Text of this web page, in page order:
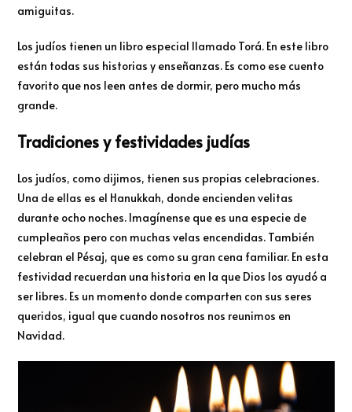
amiguitas.
Los judíos tienen un libro especial llamado Torá. En este libro
están todas sus historias y enseñanzas. Es como ese cuento
favorito que nos leen antes de dormir, pero mucho más
grande.
Tradiciones y festividades judías
Los judíos, como dijimos, tienen sus propias celebraciones.
Una de ellas es el Hanukkah, donde encienden velitas
durante ocho noches. Imagínense que es una especie de
cumpleaños pero con muchas velas encendidas. También
celebran el Pésaj, que es como su gran cena familiar. En esta
festividad recuerdan una historia en la que Dios los ayudó a
ser libres. Es un momento donde comparten con sus seres
queridos, igual que cuando nosotros nos reunimos en
Navidad.